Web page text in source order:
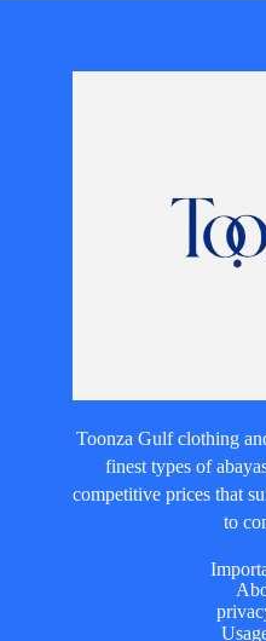
Toonza Gulf clothing
finest types of
competitive prices that
to